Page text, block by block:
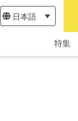
特集
日本語